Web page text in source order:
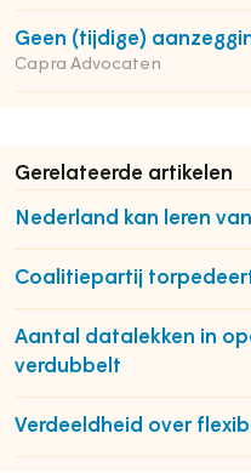
Geen (tijdige)
Capra Advocaten
Gerelateerde artikelen
Nederland kan leren
Coalitiepartij
Aantal datalekken in
verdubbelt
Verdeeldheid over